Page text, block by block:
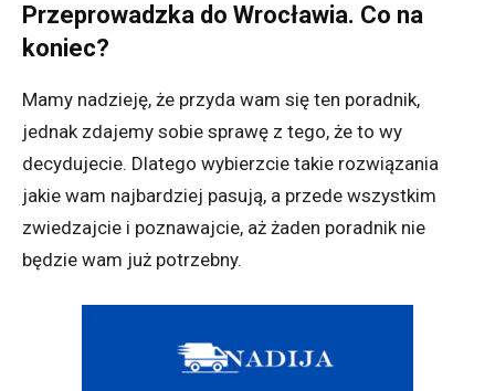
Przeprowadzka do Wrocławia. Co na
koniec?
Mamy nadzieję, że przyda wam się ten poradnik,
jednak zdajemy sobie sprawę z tego, że to wy
decydujecie. Dlatego wybierzcie takie rozwiązania
jakie wam najbardziej pasują, a przede wszystkim
zwiedzajcie i poznawajcie, aż żaden poradnik nie
będzie wam już potrzebny.